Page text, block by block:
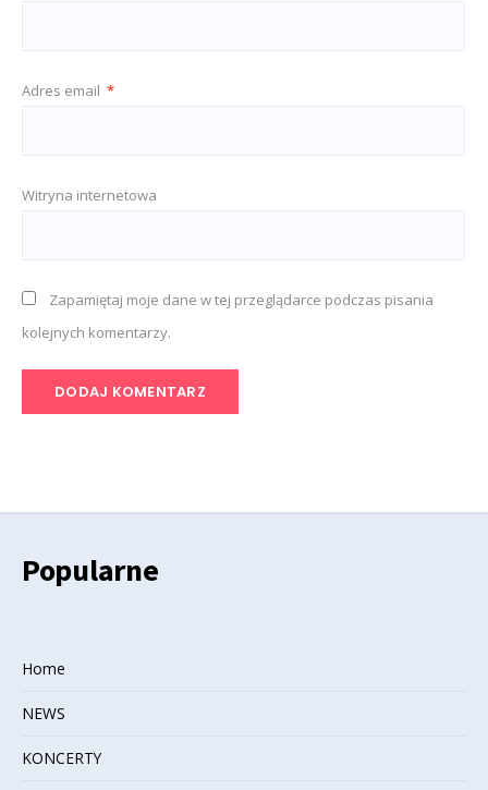
Adres email *
Witryna internetowa
Zapamiętaj moje dane w tej przeglądarce podczas pisania
kolejnych komentarzy.
Popularne
Home
NEWS
KONCERTY